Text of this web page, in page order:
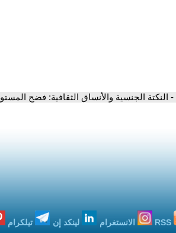
- النكتة الجنسية والأنساق الثقافية: فضح
الانستغرام لينكد إن تيلكرام